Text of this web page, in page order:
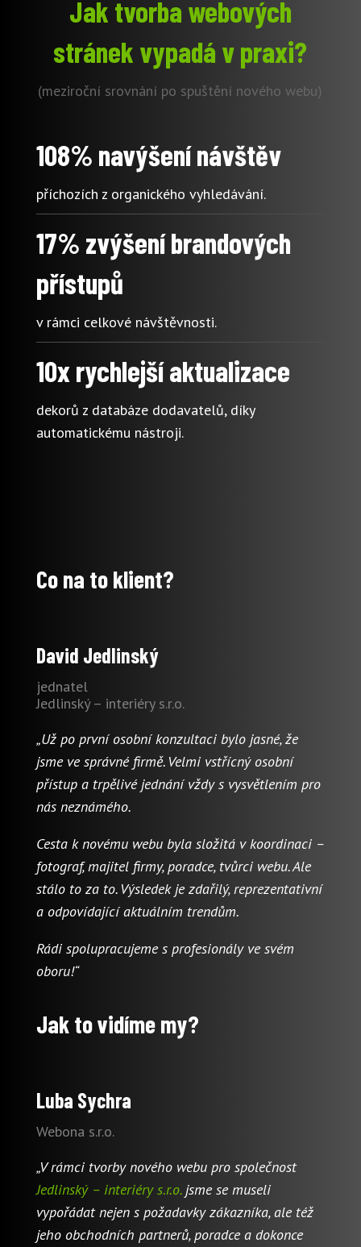
Jak tvorba webových
stránek vypadá v praxi?
(meziroční srovnání po spuštění nového webu)
108% navýšení návštěv
příchozích z organického vyhledávání.
17% zvýšení brandových
přístupů
v rámci celkové návštěvnosti.
10x rychlejší aktualizace
dekorů z databáze dodavatelů, díky
automatickému nástroji.
Co na to klient?
David Jedlinský
jednatel
Jedlinský – interiéry s.r.o.
„Už po první osobní konzultaci bylo jasné, že
jsme ve správné firmě. Velmi vstřícný osobní
přístup a trpělivé jednání vždy s vysvětlením pro
nás neznámého.
Cesta k novému webu byla složitá v koordinaci –
fotograf, majitel firmy, poradce, tvůrci webu. Ale
stálo to za to. Výsledek je zdařilý, reprezentativní
a odpovídající aktuálním trendům.
Rádi spolupracujeme s profesionály ve svém
oboru!“
Jak to vidíme my?
Luba Sychra
Webona s.r.o.
„V rámci tvorby nového webu pro společnost
Jedlinský – interiéry s.r.o.jsme se museli
vypořádat nejen s požadavky zákazníka, ale též
jeho obchodních partnerů, poradce a dokonce